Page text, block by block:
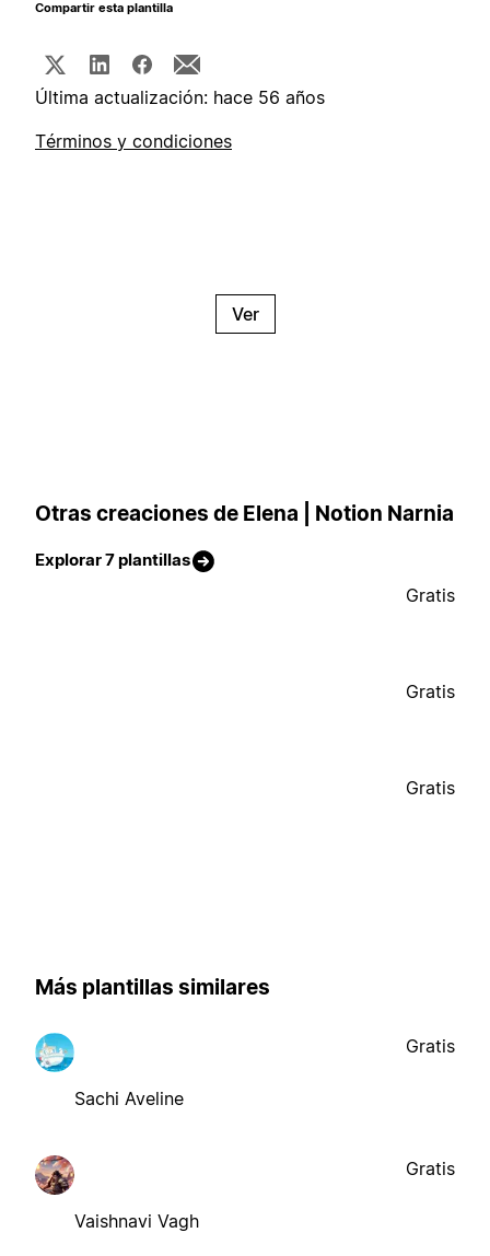
Compartir esta plantilla
Última actualización: hace 56 años
Términos y condiciones
Ver
Otras creaciones de Elena | Notion Narnia
Explorar 7 plantillas
Gratis
Gratis
Gratis
Más plantillas similares
Sachi Aveline
Gratis
Vaishnavi Vagh
Gratis